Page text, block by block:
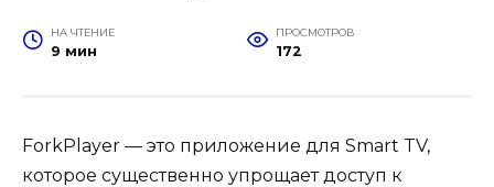
НА ЧТЕНИЕ
9 мин
ПРОСМОТРОВ
172
ForkPlayer — это приложение для Smart TV,
которое существенно упрощает доступ к